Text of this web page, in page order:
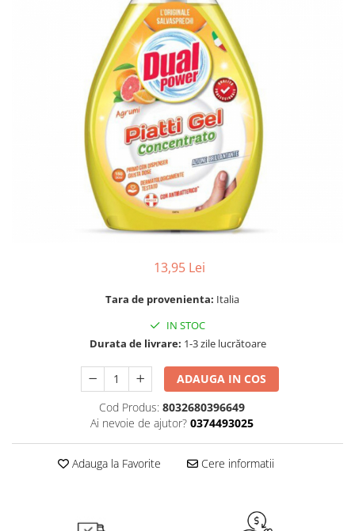
Detergent pardoseala
Detergent toaleta
Echipamente de curăţenie
Folie aluminiu,folie alimentara
Hartie igienica
Lavete de curatare
Parfum de camere
Indepartarea parului
Lotiune de corp
Pachete de cadouri
Pasta de dinti
Pensula machiaj
Periuta de dinti
Produse pentru coafat
Sapun lichid, sapun
Tratament pentru par, conditioner
Vata demachianta
13,95 Lei
Tara de provenienta: Italia
IN STOC
Durata de livrare: 1-3 zile lucrătoare
ADAUGA IN COS
Cod Produs: 8032680396649
Ai nevoie de ajutor? 0374493025
Adauga la Favorite Cere informatii